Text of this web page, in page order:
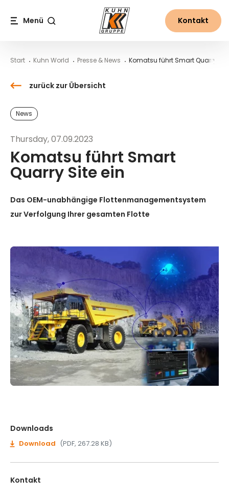
Komatsu führt Smart Quarry Site ein
Neues aus der Welt von Kuhn
Menü Kontakt
Start Kuhn World Presse & News Komatsu führt Smart Quarry
zurück zur Übersicht
News
Thursday, 07.09.2023
Komatsu führt Smart
Quarry Site ein
Das OEM-unabhängige Flottenmanagementsystem
zur Verfolgung Ihrer gesamten Flotte
Downloads
Download (PDF, 267.28 KB)
Kontakt